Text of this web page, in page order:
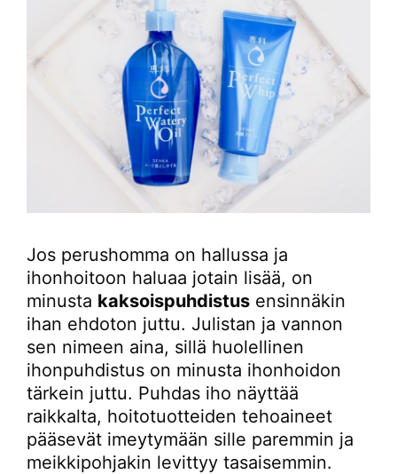
Jos perushomma on hallussa ja
ihonhoitoon haluaa jotain lisää, on
minusta kaksoispuhdistus ensinnäkin
ihan ehdoton juttu. Julistan ja vannon
sen nimeen aina, sillä huolellinen
ihonpuhdistus on minusta ihonhoidon
tärkein juttu. Puhdas iho näyttää
raikkalta, hoitotuotteiden tehoaineet
pääsevät imeytymään sille paremmin ja
meikkipohjakin levittyy tasaisemmin.